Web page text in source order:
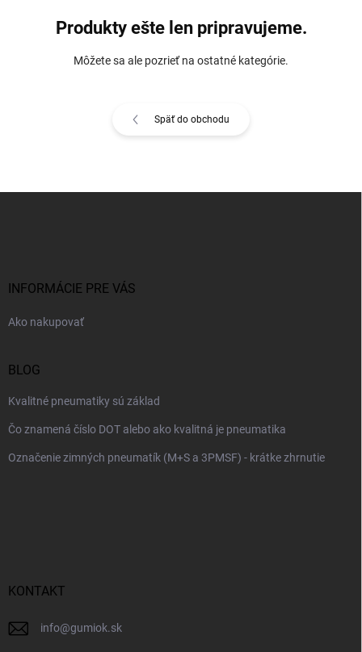
Produkty ešte len pripravujeme.
Môžete sa ale pozrieť na ostatné kategórie.
Späť do obchodu
INFORMÁCIE PRE VÁS
Ako nakupovať
BLOG
Kvalitné pneumatiky sú základ
Čo znamená číslo DOT alebo ako kvalitná je pneumatika
Označenie zimných pneumatík (M+S a 3PMSF) - krátke zhrnutie
KONTAKT
info@gumiok.sk